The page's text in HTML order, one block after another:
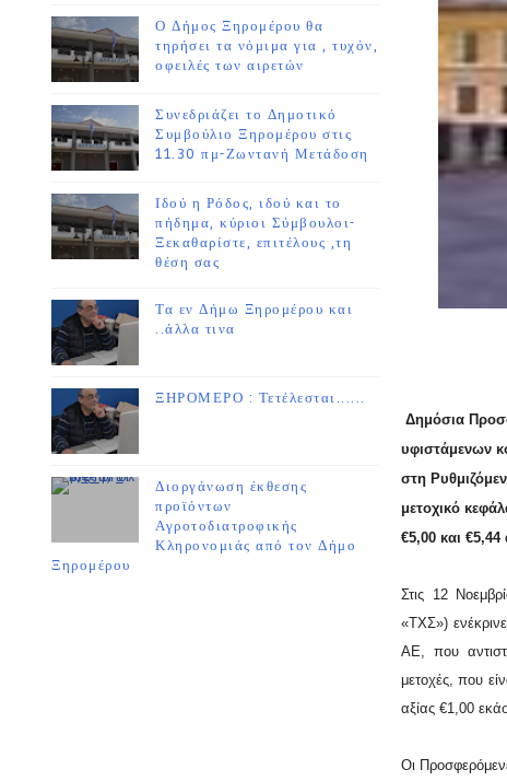
Ο Δήμος Ξηρομέρου θα
τηρήσει τα νόμιμα για , τυχόν,
οφειλές των αιρετών
Συνεδριάζει το Δημοτικό
Συμβούλιο Ξηρομέρου στις
11.30 πμ-Ζωντανή Μετάδοση
Ιδού η Ρόδος, ιδού και το
πήδημα, κύριοι Σύμβουλοι-
Ξεκαθαρίστε, επιτέλους ,τη
θέση σας
Τα εν Δήμω Ξηρομέρου και
..άλλα τινα
ΞΗΡΟΜΕΡΟ : Τετέλεσται......
Διοργάνωση έκθεσης
προϊόντων
Αγροτοδιατροφικής
Κληρονομιάς από τον Δήμο
Ξηρομέρου
Δημόσια
υφιστάμενων
στη
μετοχικό
€5,00 και €5,44
Στις 12
«ΤΧΣ»)
ΑΕ, που
μετοχές, που
αξίας €1,00
Οι